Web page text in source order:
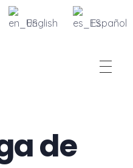
English Español
de